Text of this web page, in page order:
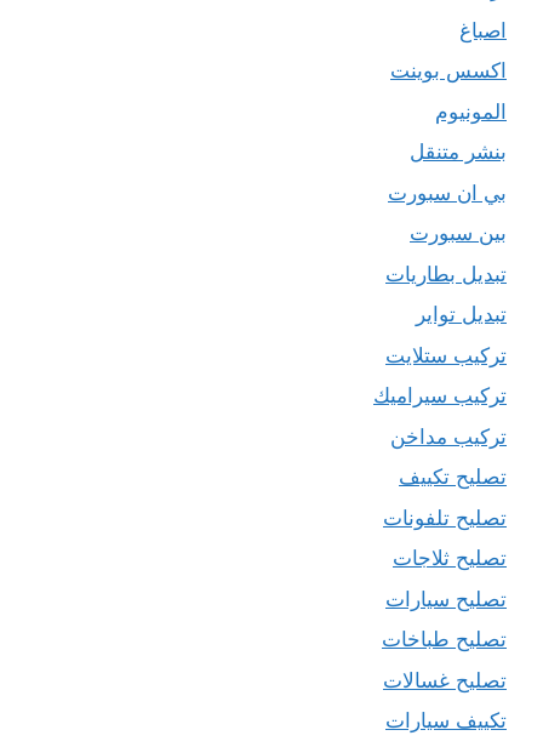
اصباغ
اكسس بوينت
المونيوم
بنشر متنقل
بي ان سبورت
بين سبورت
تبديل بطاريات
تبديل تواير
تركيب ستلايت
تركيب سيراميك
تركيب مداخن
تصليح تكييف
تصليح تلفونات
تصليح ثلاجات
تصليح سيارات
تصليح طباخات
تصليح غسالات
تكييف سيارات